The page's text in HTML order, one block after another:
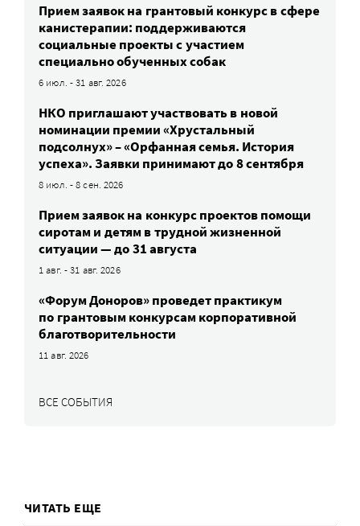
Прием заявок на грантовый конкурс в сфере
канистерапии: поддерживаются
социальные проекты с участием
специально обученных собак
6 июл. - 31 авг. 2026
НКО приглашают участвовать в новой
номинации премии «Хрустальный
подсолнух» – «Орфанная семья. История
успеха». Заявки принимают до 8 сентября
8 июл. - 8 сен. 2026
Прием заявок на конкурс проектов помощи
сиротам и детям в трудной жизненной
ситуации — до 31 августа
1 авг. - 31 авг. 2026
«Форум Доноров» проведет практикум
по грантовым конкурсам корпоративной
благотворительности
11 авг. 2026
ВСЕ СОБЫТИЯ
ЧИТАТЬ ЕЩЕ